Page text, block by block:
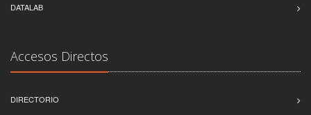
DATALAB
Accesos Directos
DIRECTORIO